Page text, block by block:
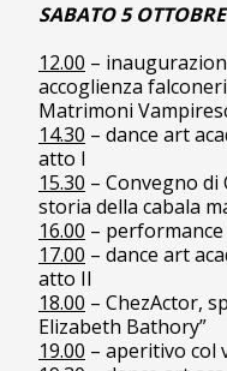
SABATO 5 OTTOBRE
12.00 –
accoglienza
Matrimoni
14.30 – dance art
atto I
15.30 – Convegno di
storia della cabala
16.00 –
17.00 – dance art
atto II
18.00 – ChezActor,
Elizabeth Bathory”
19.00 – aperitivo col